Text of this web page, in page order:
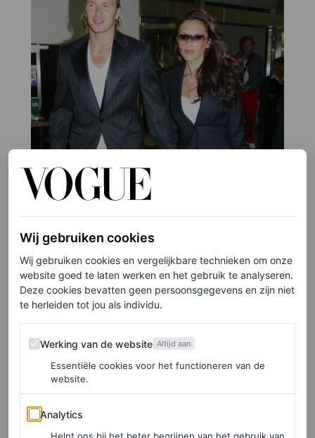
6/26
Wij gebruiken cookies
Wij gebruiken cookies en vergelijkbare technieken om onze
website goed te laten werken en het gebruik te analyseren.
Deze cookies bevatten geen persoonsgegevens en zijn niet
te herleiden tot jou als individu.
Werking van de website
Werking van de website Altijd aan
Essentiële cookies voor het functioneren van de
website.
Analytics
Analytics